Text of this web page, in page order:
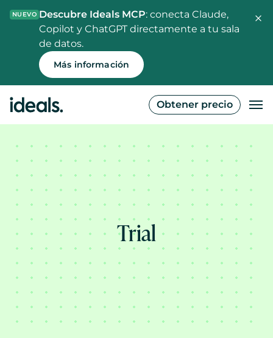
NUEVO Descubre Ideals MCP: conecta Claude,
Copilot y ChatGPT directamente a tu sala
de datos.
Más información
Obtener precio
Trial